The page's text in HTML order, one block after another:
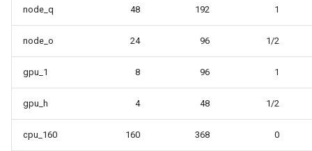
node_q 48 192 1
node_o 24 96 1/2
gpu_1 8 96 1
gpu_h 4 48 1/2
cpu_160 160 368 0